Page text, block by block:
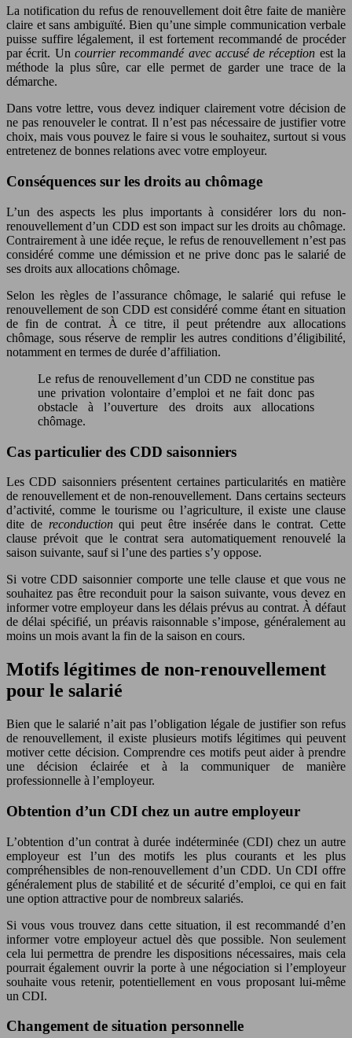
La notification du refus de renouvellement doit être faite de manière
claire et sans ambiguïté. Bien qu’une simple communication verbale
puisse suffire légalement, il est fortement recommandé de procéder
par écrit. Un courrier recommandé avec accusé de réception est la
méthode la plus sûre, car elle permet de garder une trace de la
démarche.
Dans votre lettre, vous devez indiquer clairement votre décision de
ne pas renouveler le contrat. Il n’est pas nécessaire de justifier votre
choix, mais vous pouvez le faire si vous le souhaitez, surtout si vous
entretenez de bonnes relations avec votre employeur.
Conséquences sur les droits au chômage
L’un des aspects les plus importants à considérer lors du non-
renouvellement d’un CDD est son impact sur les droits au chômage.
Contrairement à une idée reçue, le refus de renouvellement n’est pas
considéré comme une démission et ne prive donc pas le salarié de
ses droits aux allocations chômage.
Selon les règles de l’assurance chômage, le salarié qui refuse le
renouvellement de son CDD est considéré comme étant en situation
de fin de contrat. À ce titre, il peut prétendre aux allocations
chômage, sous réserve de remplir les autres conditions d’éligibilité,
notamment en termes de durée d’affiliation.
Le refus de renouvellement d’un CDD ne constitue pas
une privation volontaire d’emploi et ne fait donc pas
obstacle à l’ouverture des droits aux allocations
chômage.
Cas particulier des CDD saisonniers
Les CDD saisonniers présentent certaines particularités en matière
de renouvellement et de non-renouvellement. Dans certains secteurs
d’activité, comme le tourisme ou l’agriculture, il existe une clause
dite de reconductionqui peut être insérée dans le contrat. Cette
clause prévoit que le contrat sera automatiquement renouvelé la
saison suivante, sauf si l’une des parties s’y oppose.
Si votre CDD saisonnier comporte une telle clause et que vous ne
souhaitez pas être reconduit pour la saison suivante, vous devez en
informer votre employeur dans les délais prévus au contrat. À défaut
de délai spécifié, un préavis raisonnable s’impose, généralement au
moins un mois avant la fin de la saison en cours.
Motifs légitimes de non-renouvellement
pour le salarié
Bien que le salarié n’ait pas l’obligation légale de justifier son refus
de renouvellement, il existe plusieurs motifs légitimes qui peuvent
motiver cette décision. Comprendre ces motifs peut aider à prendre
une décision éclairée et à la communiquer de manière
professionnelle à l’employeur.
Obtention d’un CDI chez un autre employeur
L’obtention d’un contrat à durée indéterminée (CDI) chez un autre
employeur est l’un des motifs les plus courants et les plus
compréhensibles de non-renouvellement d’un CDD. Un CDI offre
généralement plus de stabilité et de sécurité d’emploi, ce qui en fait
une option attractive pour de nombreux salariés.
Si vous vous trouvez dans cette situation, il est recommandé d’en
informer votre employeur actuel dès que possible. Non seulement
cela lui permettra de prendre les dispositions nécessaires, mais cela
pourrait également ouvrir la porte à une négociation si l’employeur
souhaite vous retenir, potentiellement en vous proposant lui-même
un CDI.
Changement de situation personnelle